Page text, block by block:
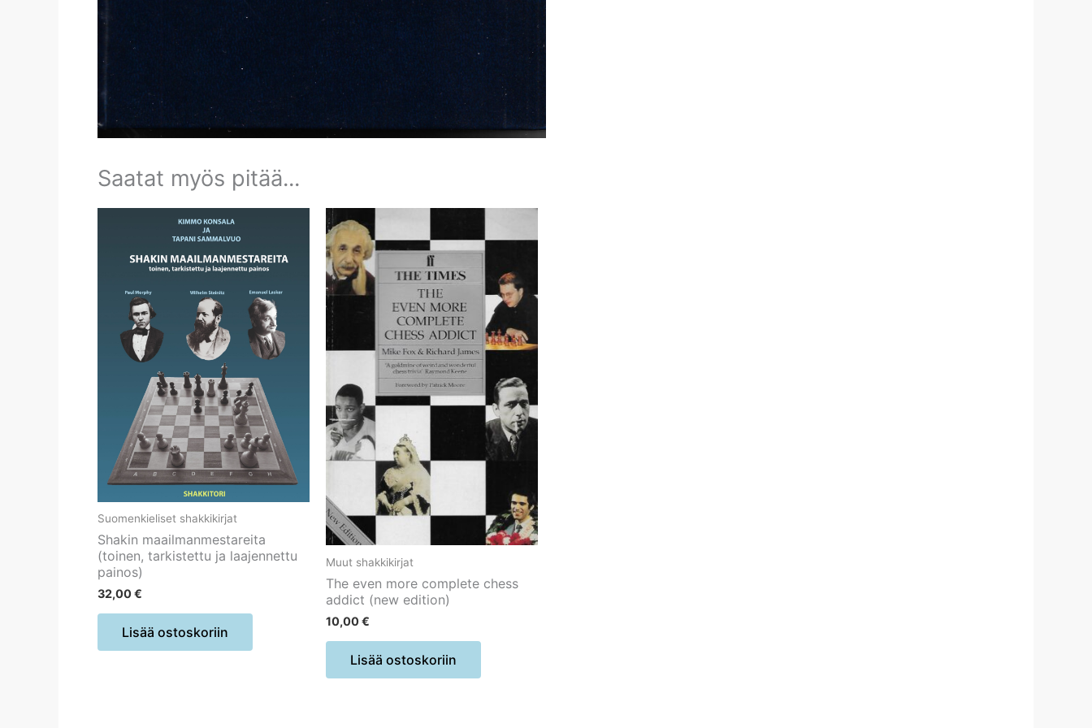
Saatat myös pitää...
Suomenkieliset shakkikirjat
Shakin maailmanmestareita
(toinen, tarkistettu ja laajennettu
painos)
32,00€
Lisää ostoskoriin
Muut shakkikirjat
The even more complete chess
addict (new edition)
10,00€
Lisää ostoskoriin